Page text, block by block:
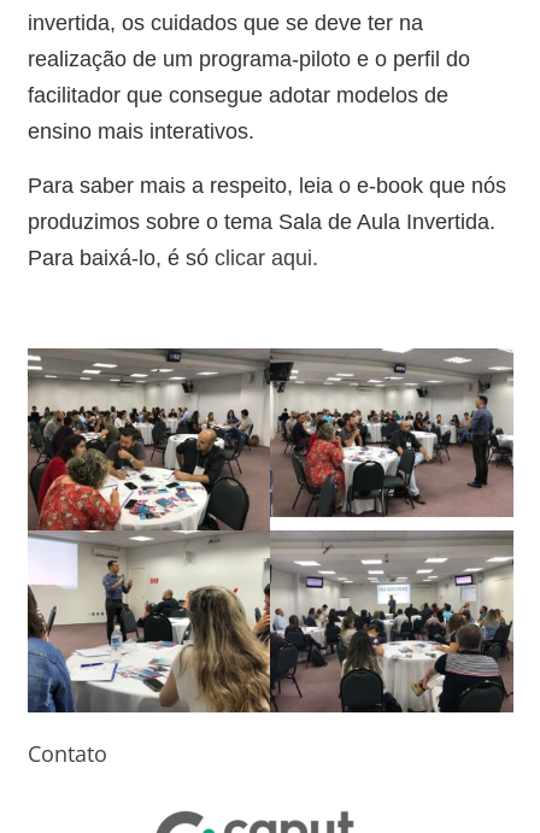
invertida, os cuidados que se deve ter na
realização de um programa-piloto e o perfil do
facilitador que consegue adotar modelos de
ensino mais interativos.
Para saber mais a respeito, leia o e-book que nós
produzimos sobre o tema Sala de Aula Invertida.
Para baixá-lo, é sóclicar aqui.
Contato